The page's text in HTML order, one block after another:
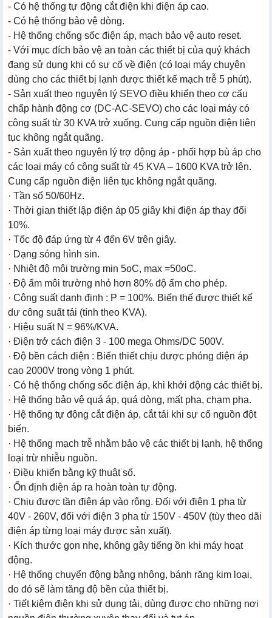
- Có hệ thống tự động cắt điện khi điện áp cao.
- Có hệ thống bảo vệ dòng.
- Hệ thống chống sốc điện áp, mạch bảo vệ auto reset.
- Với mục đích bảo vệ an toàn các thiết bị của quý khách
đang sử dụng khi có sự cố về điện (có loại máy chuyên
dùng cho các thiết bị lạnh được thiết kế mạch trễ 5 phút).
- Sản xuất theo nguyên lý SEVO điều khiển theo cơ cấu
chấp hành động cơ (DC-AC-SEVO) cho các loại máy có
công suất từ 30 KVA trở xuống. Cung cấp nguồn điện liên
tục không ngắt quãng.
- Sản xuất theo nguyên lý trợ động áp - phối hợp bù áp cho
các loại máy có công suất từ 45 KVA – 1600 KVA trở lên.
Cung cấp nguồn điện liên tục không ngắt quãng.
· Tần số 50/60Hz.
· Thời gian thiết lập điện áp 05 giây khi điện áp thay đổi
10%.
· Tốc độ đáp ứng từ 4 đến 6V trên giây.
· Dạng sóng hình sin.
· Nhiệt độ môi trường min 5oC, max =50oC.
· Độ ẩm môi trường nhỏ hơn 80% độ ẩm cho phép.
· Công suất danh định : P = 100%. Biến thế được thiết kế
dư công suất tải (tính theo KVA).
· Hiệu suất N = 96%/KVA.
· Điện trở cách điện 3 - 100 mega Ohms/DC 500V.
· Độ bền cách điện : Biến thiết chịu được phóng điện áp
cao 2000V trong vòng 1 phút.
· Có hệ thống chống sốc điện áp, khi khởi động các thiết bị.
· Hệ thống bảo vệ quá áp, quá dòng, mất pha, chạm pha.
· Hệ thống tự động cắt điện áp, cắt tải khi sự cố nguồn đột
biến.
· Hệ thống mạch trễ nhằm bảo vệ các thiết bị lạnh, hệ thống
loại trừ nhiễu nguồn.
· Điều khiển bằng kỹ thuật số.
· Ổn định điện áp ra hoàn toàn tự động.
· Chịu được tần điện áp vào rộng. Đối với điện 1 pha từ
40V - 260V, đối với điện 3 pha từ 150V - 450V (tùy theo dãi
điện áp từng loại máy được sản xuất).
· Kích thước gọn nhẹ, không gây tiếng ồn khi máy hoạt
động.
· Hệ thống chuyển động bằng nhông, bánh răng kim loại,
do đó sẽ làm tăng độ bền của thiết bị.
· Tiết kiệm điện khi sử dụng tải, dùng được cho những nơi